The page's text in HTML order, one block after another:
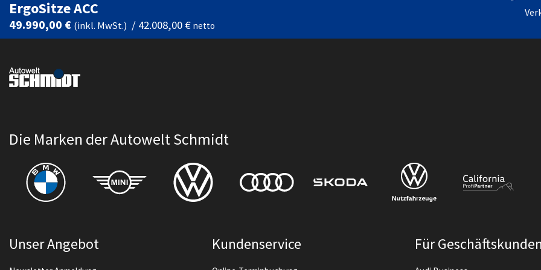
ErgoSitze ACC
49.990,00 € (inkl. MwSt.) / 42.008,00 € netto
Die Marken der Autowelt Schmidt
Unser Angebot Kundenservice Für Geschäftskunden